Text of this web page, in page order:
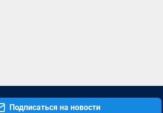
Подписаться на новости